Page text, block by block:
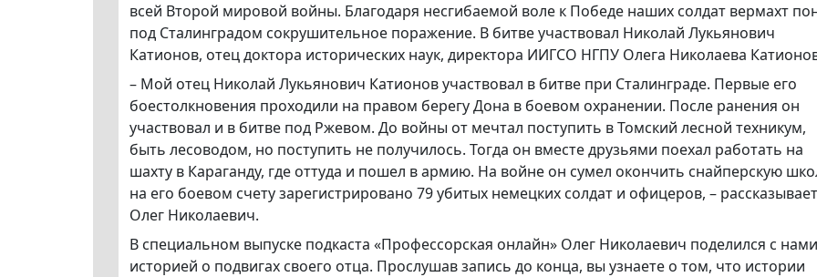
всей Второй мировой войны. Благодаря несгибаемой воле к Победе наших солдат вермахт
под Сталинградом сокрушительное поражение. В битве участвовал Николай Лукьянович
Катионов, отец доктора исторических наук, директора ИИГСО НГПУ Олега Николаева
– Мой отец Николай Лукьянович Катионов участвовал в битве при Сталинграде. Первые его
боестолкновения проходили на правом берегу Дона в боевом охранении. После ранения он
участвовал и в битве под Ржевом. До войны от мечтал поступить в Томский лесной техникум,
быть лесоводом, но поступить не получилось. Тогда он вместе друзьями поехал работать на
шахту в Караганду, где оттуда и пошел в армию. На войне он сумел окончить снайперскую
на его боевом счету зарегистрировано 79 убитых немецких солдат и офицеров, – рассказывает
Олег Николаевич.
В специальном выпуске подкаста «Профессорская онлайн» Олег Николаевич поделился с нами
историей о подвигах своего отца. Прослушав запись до конца, вы узнаете о том, что истории